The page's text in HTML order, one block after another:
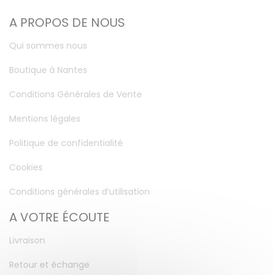
A PROPOS DE NOUS
Qui sommes nous
Boutique à Nantes
Conditions Générales de Vente
Mentions légales
Politique de confidentialité
Cookies
Conditions générales d’utilisation
A VOTRE ÉCOUTE
Livraison
Retour et échange